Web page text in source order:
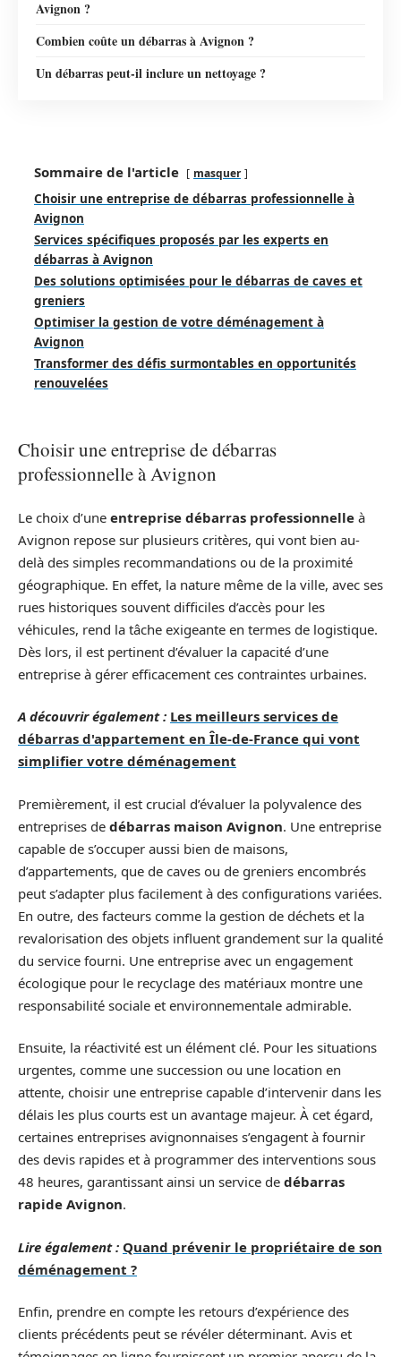
Avignon ?
Combien coûte un débarras à Avignon ?
Un débarras peut-il inclure un nettoyage ?
Sommaire de l'article masquer
Choisir une entreprise de débarras professionnelle à
Avignon
Services spécifiques proposés par les experts en
débarras à Avignon
Des solutions optimisées pour le débarras de caves et
greniers
Optimiser la gestion de votre déménagement à
Avignon
Transformer des défis surmontables en opportunités
renouvelées
Choisir une entreprise de débarras
professionnelle à Avignon
Le choix d’une entreprise débarras professionnelle à
Avignon repose sur plusieurs critères, qui vont bien au-
delà des simples recommandations ou de la proximité
géographique. En effet, la nature même de la ville, avec ses
rues historiques souvent difficiles d’accès pour les
véhicules, rend la tâche exigeante en termes de logistique.
Dès lors, il est pertinent d’évaluer la capacité d’une
entreprise à gérer efficacement ces contraintes urbaines.
A découvrir également : Les meilleurs services de
débarras d'appartement en Île-de-France qui vont
simplifier votre déménagement
Premièrement, il est crucial d’évaluer la polyvalence des
entreprises de débarras maison Avignon. Une entreprise
capable de s’occuper aussi bien de maisons,
d’appartements, que de caves ou de greniers encombrés
peut s’adapter plus facilement à des configurations variées.
En outre, des facteurs comme la gestion de déchets et la
revalorisation des objets influent grandement sur la qualité
du service fourni. Une entreprise avec un engagement
écologique pour le recyclage des matériaux montre une
responsabilité sociale et environnementale admirable.
Ensuite, la réactivité est un élément clé. Pour les situations
urgentes, comme une succession ou une location en
attente, choisir une entreprise capable d’intervenir dans les
délais les plus courts est un avantage majeur. À cet égard,
certaines entreprises avignonnaises s’engagent à fournir
des devis rapides et à programmer des interventions sous
48 heures, garantissant ainsi un service de débarras
rapide Avignon.
Lire également : Quand prévenir le propriétaire de son
déménagement ?
Enfin, prendre en compte les retours d’expérience des
clients précédents peut se révéler déterminant. Avis et